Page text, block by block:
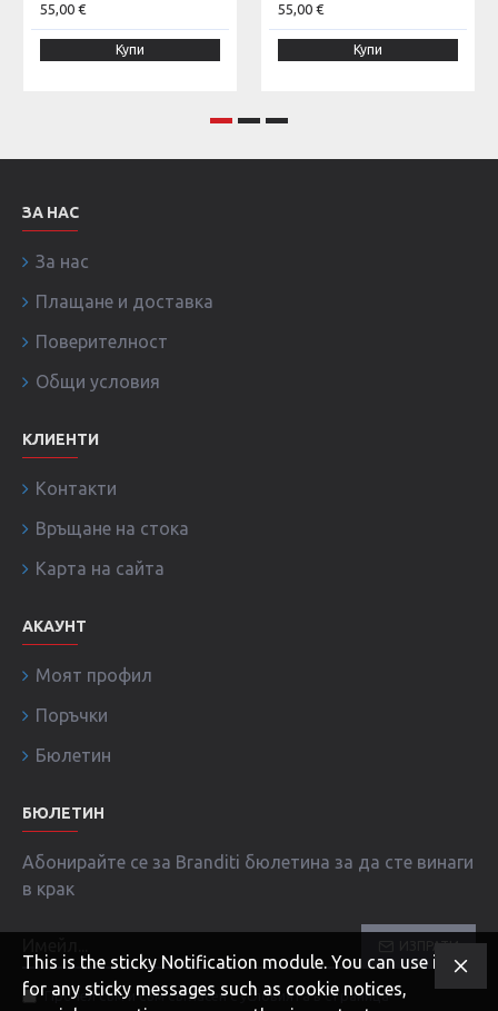
55,00 €
Купи
55,00 €
Купи
ЗА НАС
За нас
Плащане и доставка
Поверителност
Общи условия
КЛИЕНТИ
Контакти
Връщане на стока
Карта на сайта
АКАУНТ
Моят профил
Поръчки
Бюлетин
БЮЛЕТИН
Абонирайте се за Branditi бюлетина за да сте винаги
в крак
ИЗПРАТИ
Прочел съм и съм съгласен с условията в страница
This is the sticky Notification module. You can use it
for any sticky messages such as cookie notices,